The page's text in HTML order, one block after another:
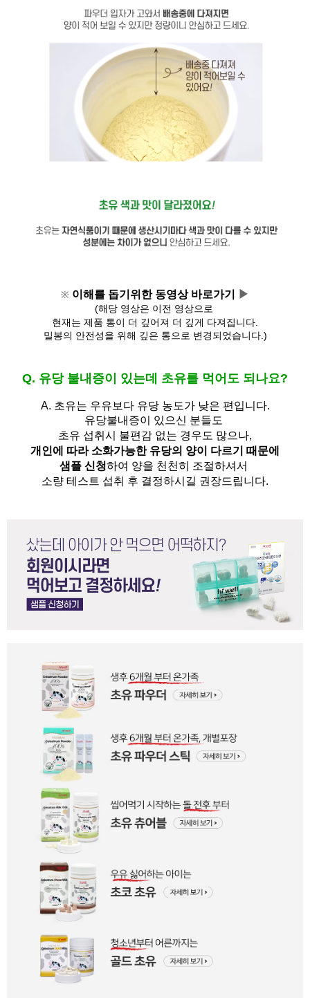
※ 이해를 돕기위한 동영상 바로가기 ▶
(해당 영상은 이전 영상으로
현재는 제품 통이 더 깊어져 더 깊게 다져집니다.
밀봉의 안전성을 위해 깊은 통으로 변경되었습니다.)
Q. 유당 불내증이 있는데 초유를 먹어도 되나요?
A. 초유는 우유보다 유당 농도가 낮은 편입니다.
유당불내증이 있으신 분들도
초유 섭취시 불편감 없는 경우도 많으나,
개인에 따라 소화가능한 유당의 양이 다르기 때문에
샘플 신청하여 양을 천천히 조절하셔서
소량 테스트 섭취 후 결정하시길 권장드립니다.